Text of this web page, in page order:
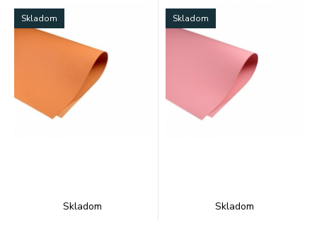
Skladom
Skladom
Skladom
Skladom